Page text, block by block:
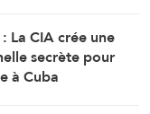
La CIA crée une
secrète pour
à Cuba